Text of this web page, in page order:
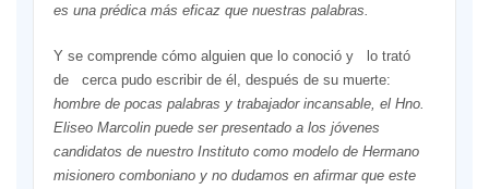
es una prédica más eficaz que nuestras palabras.
Y se comprende cómo alguien que lo conoció y lo trató
de cerca pudo escribir de él, después de su muerte:
hombre de pocas palabras y trabajador incansable, el Hno.
Eliseo Marcolin puede ser presentado a los jóvenes
candidatos de nuestro Instituto como modelo de Hermano
misionero comboniano y no dudamos en afirmar que este